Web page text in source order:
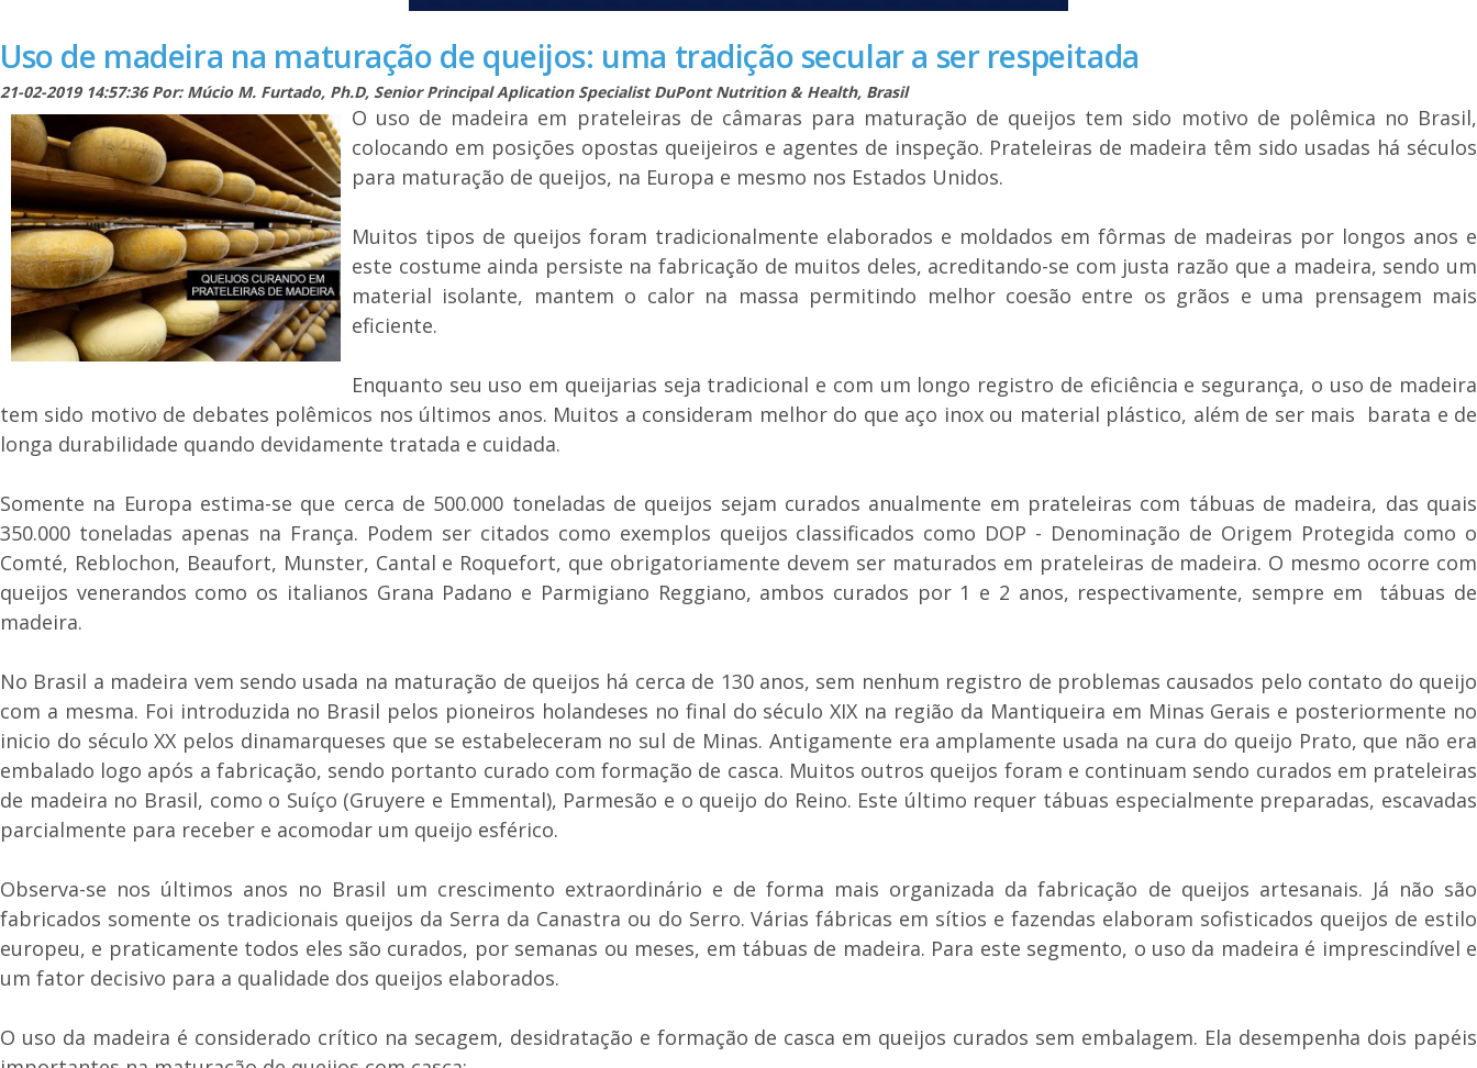
Uso de madeira na maturação de queijos: uma tradição secular a ser respeitada
21-02-2019 14:57:36 Por: Múcio M. Furtado, Ph.D, Senior Principal Aplication Specialist DuPont Nutrition & Health, Brasil
O uso de madeira em prateleiras de câmaras para maturação de queijos tem sido motivo de polêmica no Brasil,
colocando em posições opostas queijeiros e agentes de inspeção. Prateleiras de madeira têm sido usadas há séculos
para maturação de queijos, na Europa e mesmo nos Estados Unidos.
Muitos tipos de queijos foram tradicionalmente elaborados e moldados em fôrmas de madeiras por longos anos e
este costume ainda persiste na fabricação de muitos deles, acreditando-se com justa razão que a madeira, sendo um
material isolante, mantem o calor na massa permitindo melhor coesão entre os grãos e uma prensagem mais
eficiente.
Enquanto seu uso em queijarias seja tradicional e com um longo registro de eficiência e segurança, o uso de madeira
tem sido motivo de debates polêmicos nos últimos anos. Muitos a consideram melhor do que aço inox ou material plástico, além de ser mais barata e de
longa durabilidade quando devidamente tratada e cuidada.
Somente na Europa estima-se que cerca de 500.000 toneladas de queijos sejam curados anualmente em prateleiras com tábuas de madeira, das quais
350.000 toneladas apenas na França. Podem ser citados como exemplos queijos classificados como DOP - Denominação de Origem Protegida como o
Comté, Reblochon, Beaufort, Munster, Cantal e Roquefort, que obrigatoriamente devem ser maturados em prateleiras de madeira. O mesmo ocorre com
queijos venerandos como os italianos Grana Padano e Parmigiano Reggiano, ambos curados por 1 e 2 anos, respectivamente, sempre em tábuas de
madeira.
No Brasil a madeira vem sendo usada na maturação de queijos há cerca de 130 anos, sem nenhum registro de problemas causados pelo contato do queijo
com a mesma. Foi introduzida no Brasil pelos pioneiros holandeses no final do século XIX na região da Mantiqueira em Minas Gerais e posteriormente no
inicio do século XX pelos dinamarqueses que se estabeleceram no sul de Minas. Antigamente era amplamente usada na cura do queijo Prato, que não era
embalado logo após a fabricação, sendo portanto curado com formação de casca. Muitos outros queijos foram e continuam sendo curados em prateleiras
de madeira no Brasil, como o Suíço (Gruyere e Emmental), Parmesão e o queijo do Reino. Este último requer tábuas especialmente preparadas, escavadas
parcialmente para receber e acomodar um queijo esférico.
Observa-se nos últimos anos no Brasil um crescimento extraordinário e de forma mais organizada da fabricação de queijos artesanais. Já não são
fabricados somente os tradicionais queijos da Serra da Canastra ou do Serro. Várias fábricas em sítios e fazendas elaboram sofisticados queijos de estilo
europeu, e praticamente todos eles são curados, por semanas ou meses, em tábuas de madeira. Para este segmento, o uso da madeira é imprescindível e
um fator decisivo para a qualidade dos queijos elaborados.
O uso da madeira é considerado crítico na secagem, desidratação e formação de casca em queijos curados sem embalagem. Ela desempenha dois papéis